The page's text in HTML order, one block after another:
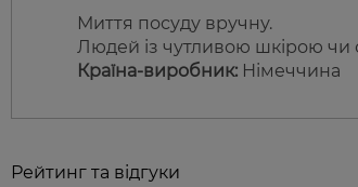
Миття посуду вручну.
Людей із чутливою шкірою чи
Країна-виробник: Німеччина
Рейтинг та відгуки